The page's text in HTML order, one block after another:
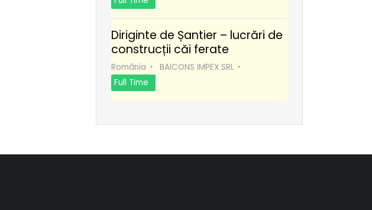
Diriginte de Șantier – lucrări de
construcții căi ferate
România
BAICONS IMPEX SRL
Full Time